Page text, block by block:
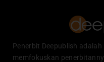
Penerbit Deepublish
memfokuskan